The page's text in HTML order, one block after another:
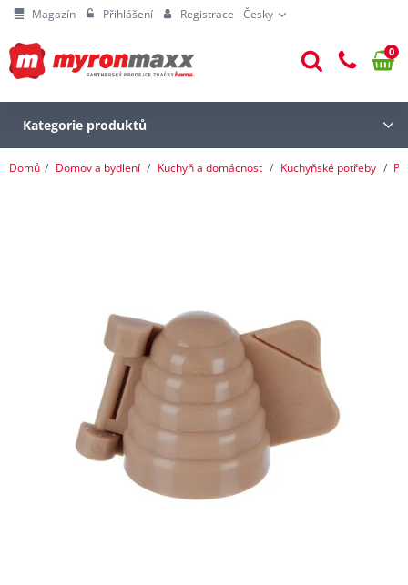
Magazín Přihlášení Registrace Česky
0
Kategorie produktů
Domů Domov a bydlení Kuchyň a domácnost Kuchyňské potřeby